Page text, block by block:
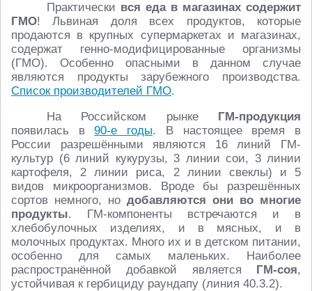
Практически вся еда в магазинах содержит
ГМО! Львиная доля всех продуктов, которые
продаются в крупных супермаркетах и магазинах,
содержат генно-модифицированные организмы
(ГМО). Особенно опасными в данном случае
являются продукты зарубежного производства.
Список производителей ГМО.
На Российском рынке ГМ-продукция
появилась в90-е годы. В настоящее время в
России разрешёнными являются 16 линий ГМ-
культур (6 линий кукурузы, 3 линии сои, 3 линии
картофеля, 2 линии риса, 2 линии свеклы) и 5
видов микроорганизмов. Вроде бы разрешённых
сортов немного, но добавляются они во многие
продукты. ГМ-компоненты встречаются и в
хлебобулочных изделиях, и в мясных, и в
молочных продуктах. Много их и в детском питании,
особенно для самых маленьких. Наиболее
распространённой добавкой является ГМ-соя,
устойчивая к гербициду раундапу (линия 40.3.2).